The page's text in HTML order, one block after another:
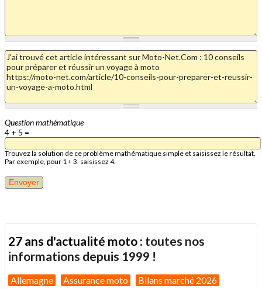
Question mathématique
4 + 5 =
Trouvez la solution de ce problème mathématique simple et saisissez le résultat.
Par exemple, pour 1 + 3, saisissez 4.
27 ans d'actualité moto : toutes nos
informations depuis 1999 !
Allemagne Assurance moto Bilans marché 2026